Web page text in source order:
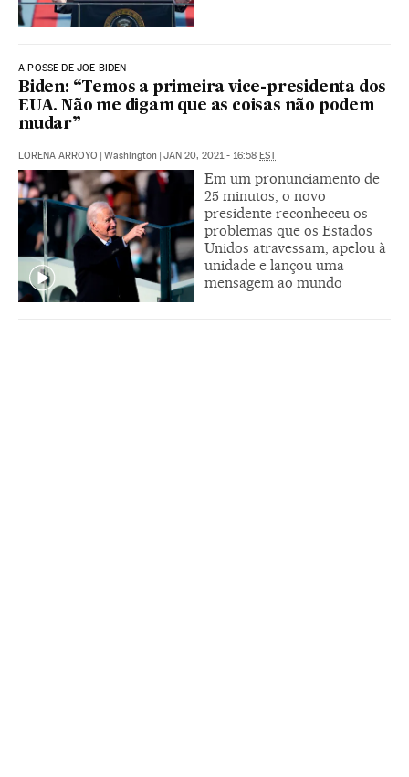
A POSSE DE JOE BIDEN
Biden: “Temos a primeira vice-presidenta dos
EUA. Não me digam que as coisas não podem
mudar”
LORENA ARROYO | Washington | JAN 20, 2021 - 16:58 EST
Em um pronunciamento de
25 minutos, o novo
presidente reconheceu os
problemas que os Estados
Unidos atravessam, apelou à
unidade e lançou uma
mensagem ao mundo